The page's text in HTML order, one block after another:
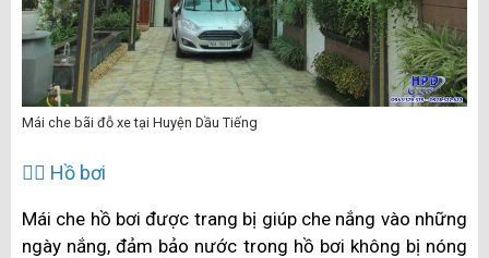
Mái che bãi đỗ xe tại Huyện Dầu Tiếng
🏊‍♂️ Hồ bơi
Mái che hồ bơi được trang bị giúp che nắng vào những
ngày nắng, đảm bảo nước trong hồ bơi không bị nóng